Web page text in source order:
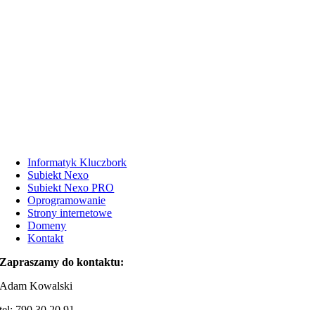
Informatyk Kluczbork
Subiekt Nexo
Subiekt Nexo PRO
Oprogramowanie
Strony internetowe
Domeny
Kontakt
Zapraszamy do kontaktu:
Adam Kowalski